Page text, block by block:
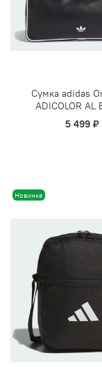
Сумка adidas
ADICOLOR AL
5 499 ₽
Новинка